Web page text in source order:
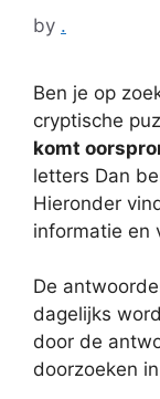
by .
Ben je op
cryptische
komt
letters Dan
Hieronder
informatie en
De
dagelijks
door de
doorzoeken